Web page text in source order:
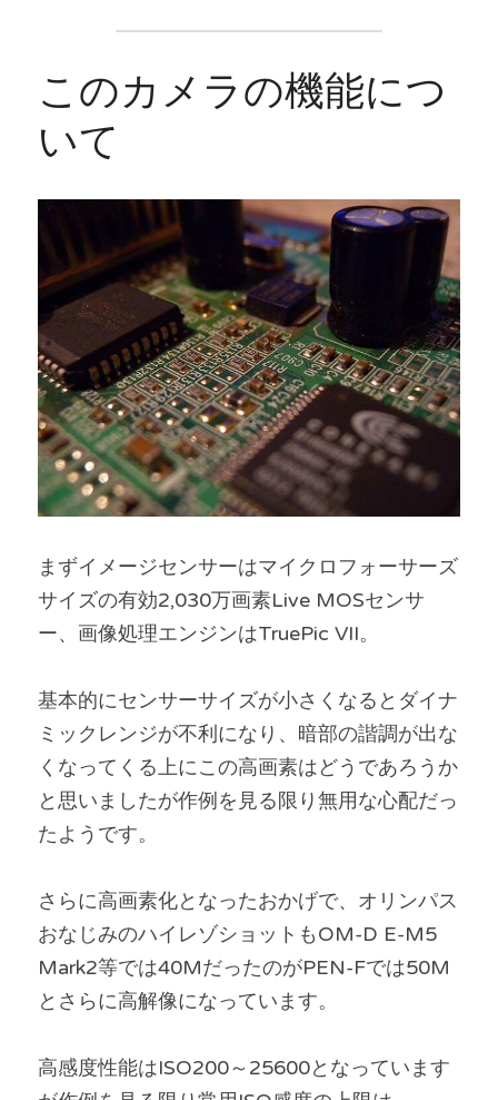
このカメラの機能につ
いて
まずイメージセンサーはマイクロフォーサーズ
サイズの有効2,030万画素Live MOSセンサ
ー、画像処理エンジンはTruePic VII。
基本的にセンサーサイズが小さくなるとダイナ
ミックレンジが不利になり、暗部の諧調が出な
くなってくる上にこの高画素はどうであろうか
と思いましたが作例を見る限り無用な心配だっ
たようです。
さらに高画素化となったおかげで、オリンパス
おなじみのハイレゾショットもOM-D E-M5
Mark2等では40MだったのがPEN-Fでは50M
とさらに高解像になっています。
高感度性能はISO200～25600となっています